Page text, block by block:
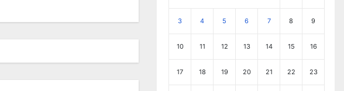
3 4 5 6 7 8 9
10 11 12 13 14 15 16
17 18 19 20 21 22 23